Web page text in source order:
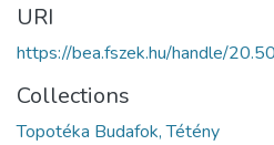
URI
https://bea.fszek.hu/handle/
Collections
Topotéka Budafok, Tétény